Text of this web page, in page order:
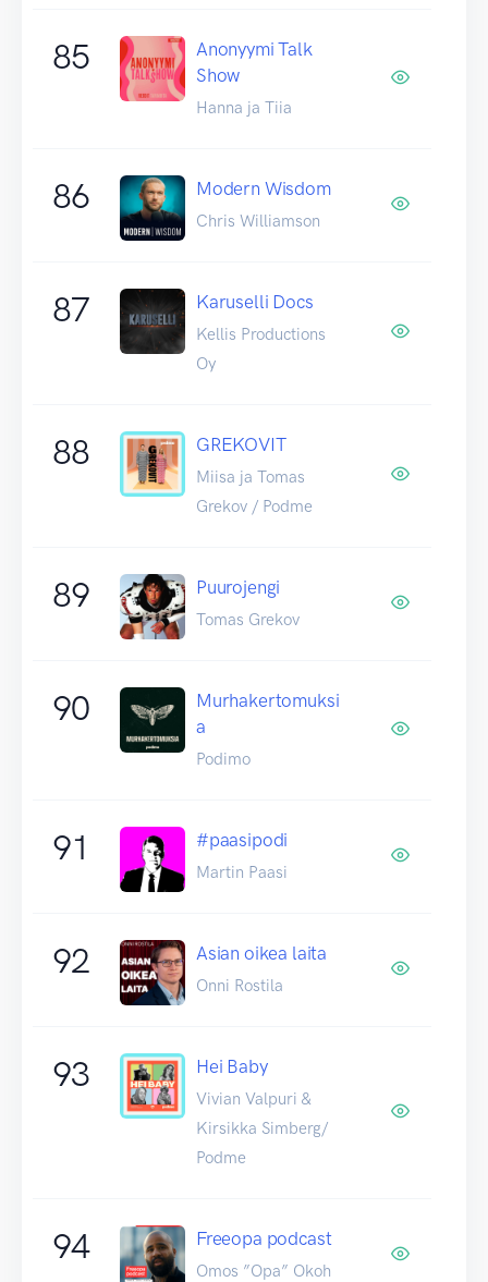
85
Anonyymi Talk
Show
Hanna ja Tiia
86 Modern Wisdom
Chris Williamson
87 Karuselli Docs
Kellis Productions
Oy
88 GREKOVIT
Miisa ja Tomas
Grekov / Podme
89 Puurojengi
Tomas Grekov
90
Murhakertomuksi
a
Podimo
91 #paasipodi
Martin Paasi
92 Asian oikea laita
Onni Rostila
93 Hei Baby
Vivian Valpuri &
Kirsikka Simberg/
Podme
94 Freeopa podcast
Omos ”Opa” Okoh